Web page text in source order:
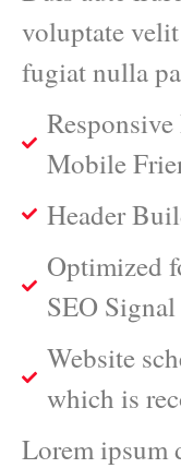
voluptate
fugiat nulla
Mobile
Header
Optimized
SEO Signal
Website
which is
Lorem ipsum